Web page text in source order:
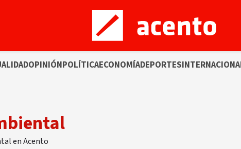
OPINIÓNPOLÍTICAECONOMÍADEPORTES
en Acento